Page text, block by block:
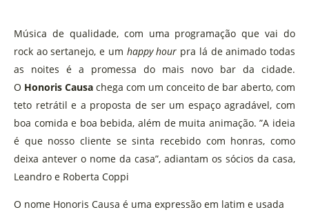
Música de qualidade, com uma programação que vai do
rock ao sertanejo, e um happy hour pra lá de animado todas
as noites é a promessa do mais novo bar da cidade.
O Honoris Causa chega com um conceito de bar aberto, com
teto retrátil e a proposta de ser um espaço agradável, com
boa comida e boa bebida, além de muita animação. ”A ideia
é que nosso cliente se sinta recebido com honras, como
deixa antever o nome da casa”, adiantam os sócios da casa,
Leandro e Roberta Coppi
O nome Honoris Causa é uma expressão em latim e usada